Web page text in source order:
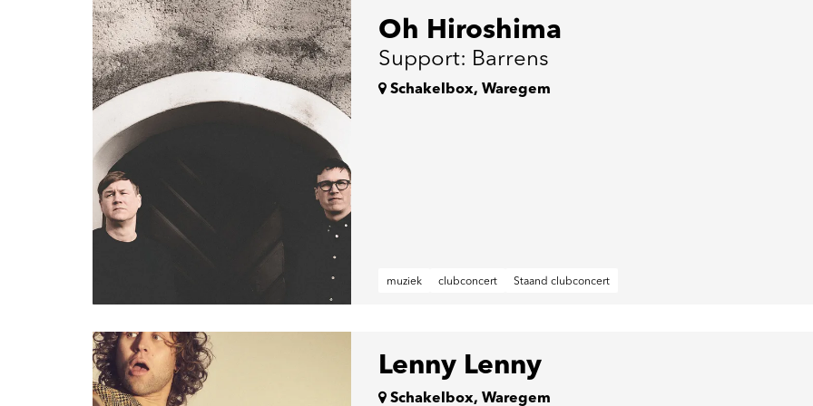
Oh Hiroshima
Support: Barrens
Schakelbox, Waregem
muziek clubconcert Staand clubconcert
Lenny Lenny
Schakelbox, Waregem